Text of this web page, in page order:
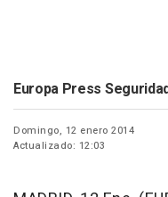
Europa Press
Domingo, 12 enero 2014
Actualizado: 12:03